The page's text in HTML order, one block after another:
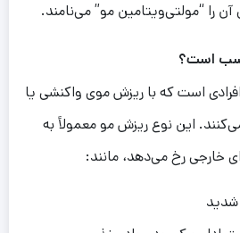
را “مولتی‌ویتامین مو” می‌نامند.
است؟
است که با ریزش موی واکنشی یا
این نوع ریزش مو معمولاً به
خارجی رخ می‌دهد، مانند: